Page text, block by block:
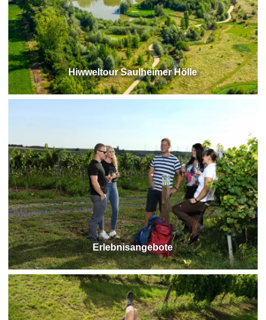
Hiwweltour Saulheimer Hölle
Erlebnisangebote